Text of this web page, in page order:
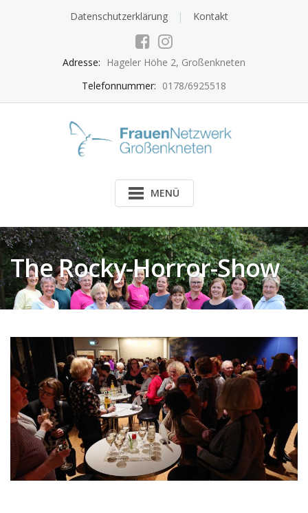
Datenschutzerklärung Kontakt
Adresse:
Hageler Höhe 2, Großenkneten
Telefonnummer: 0178/6925518
MENÜ
The Rocky-Horror-Show